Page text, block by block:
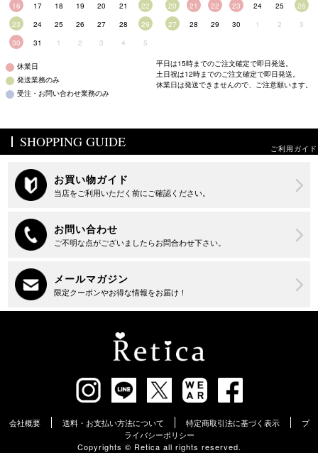
16
17 18 19 20 21
22
23
24 25 26 27 28
29
30
31 1 2 3 4 5
20
21 22 23 24 25
26
27
28 29 30 1 2 3
休業日
発送業務のみ
受注・お問い合わせ業務のみ
平日は15時までのご注文確定で即日発送。
土日祝は12時までのご注文確定で即日発送。
休業日は発送できませんので、ご注意願います。
SHOPPING GUIDE ご利用ガイド
会社概要 送料・お支払い方法について 特定商取引法に基づく表示
プ
ライバシーポリシー
Copyrights ©︎ Retica all rights reserved.